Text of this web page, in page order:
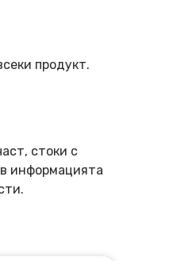
продукт.
стоки с
информацията